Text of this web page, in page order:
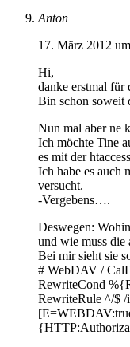
Anton
17. März 2012
Hi,
danke erstmal für
Bin schon soweit
Nun mal aber ne
Ich möchte Tine
es mit der
Ich habe es auch
versucht.
-Vergebens….
Deswegen:
und wie muss die
Bei mir sieht sie
# WebDAV /
RewriteCond
RewriteRule ^/$ /